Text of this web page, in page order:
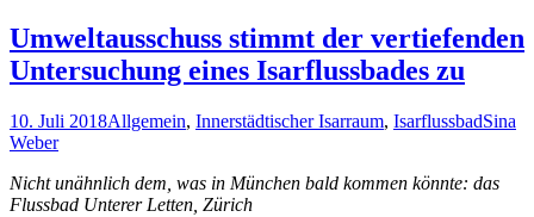
Umweltausschuss stimmt der vertiefenden
Untersuchung eines Isarflussbades zu
10. Juli 2018Allgemein, Innerstädtischer Isarraum, IsarflussbadSina
Weber
Nicht unähnlich dem, was in München bald kommen könnte: das
Flussbad Unterer Letten, Zürich